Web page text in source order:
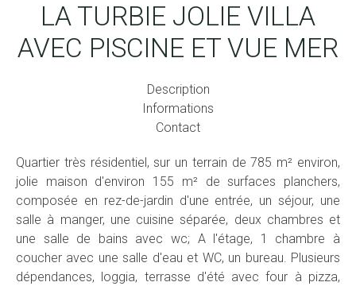
LA TURBIE JOLIE VILLA
AVEC PISCINE ET VUE MER
Description
Informations
Contact
Quartier très résidentiel, sur un terrain de 785 m² environ,
jolie maison d'environ 155 m² de surfaces planchers,
composée en rez-de-jardin d'une entrée, un séjour, une
salle à manger, une cuisine séparée, deux chambres et
une salle de bains avec wc; A l'étage, 1 chambre à
coucher avec une salle d'eau et WC, un bureau. Plusieurs
dépendances, loggia, terrasse d'été avec four à pizza,